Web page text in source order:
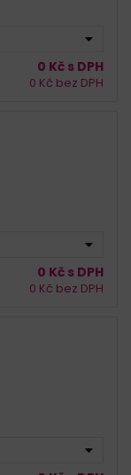
0 Kč s DPH
0 Kč bez DPH
0 Kč s DPH
0 Kč bez DPH